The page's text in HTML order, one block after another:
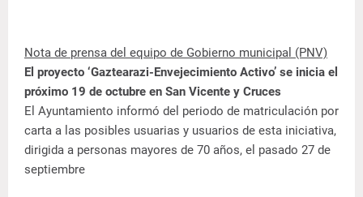
Nota de prensa del equipo de Gobierno municipal (PNV)
El proyecto ‘Gaztearazi-Envejecimiento Activo’ se inicia el
próximo 19 de octubre en San Vicente y Cruces
El Ayuntamiento informó del periodo de matriculación por
carta a las posibles usuarias y usuarios de esta iniciativa,
dirigida a personas mayores de 70 años, el pasado 27 de
septiembre